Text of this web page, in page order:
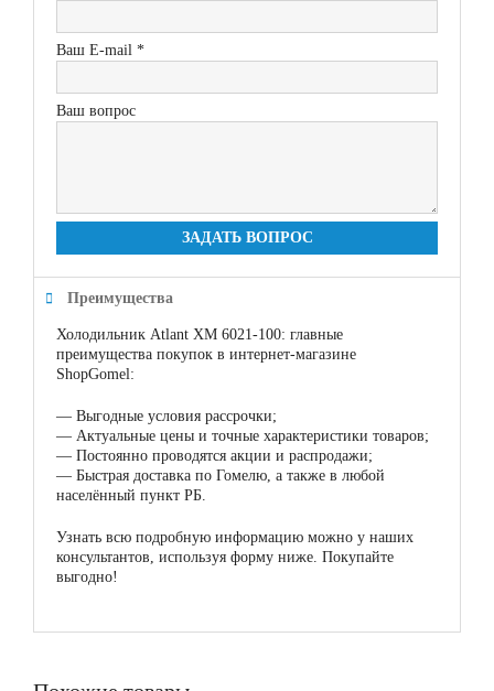
Ваш E-mail *
Ваш вопрос
ЗАДАТЬ ВОПРОС
Преимущества
Холодильник Atlant ХМ 6021-100: главные
преимущества покупок в интернет-магазине
ShopGomel:
— Выгодные условия рассрочки;
— Актуальные цены и точные характеристики товаров;
— Постоянно проводятся акции и распродажи;
— Быстрая доставка по Гомелю, а также в любой
населённый пункт РБ.
Узнать всю подробную информацию можно у наших
консультантов, используя форму ниже. Покупайте
выгодно!